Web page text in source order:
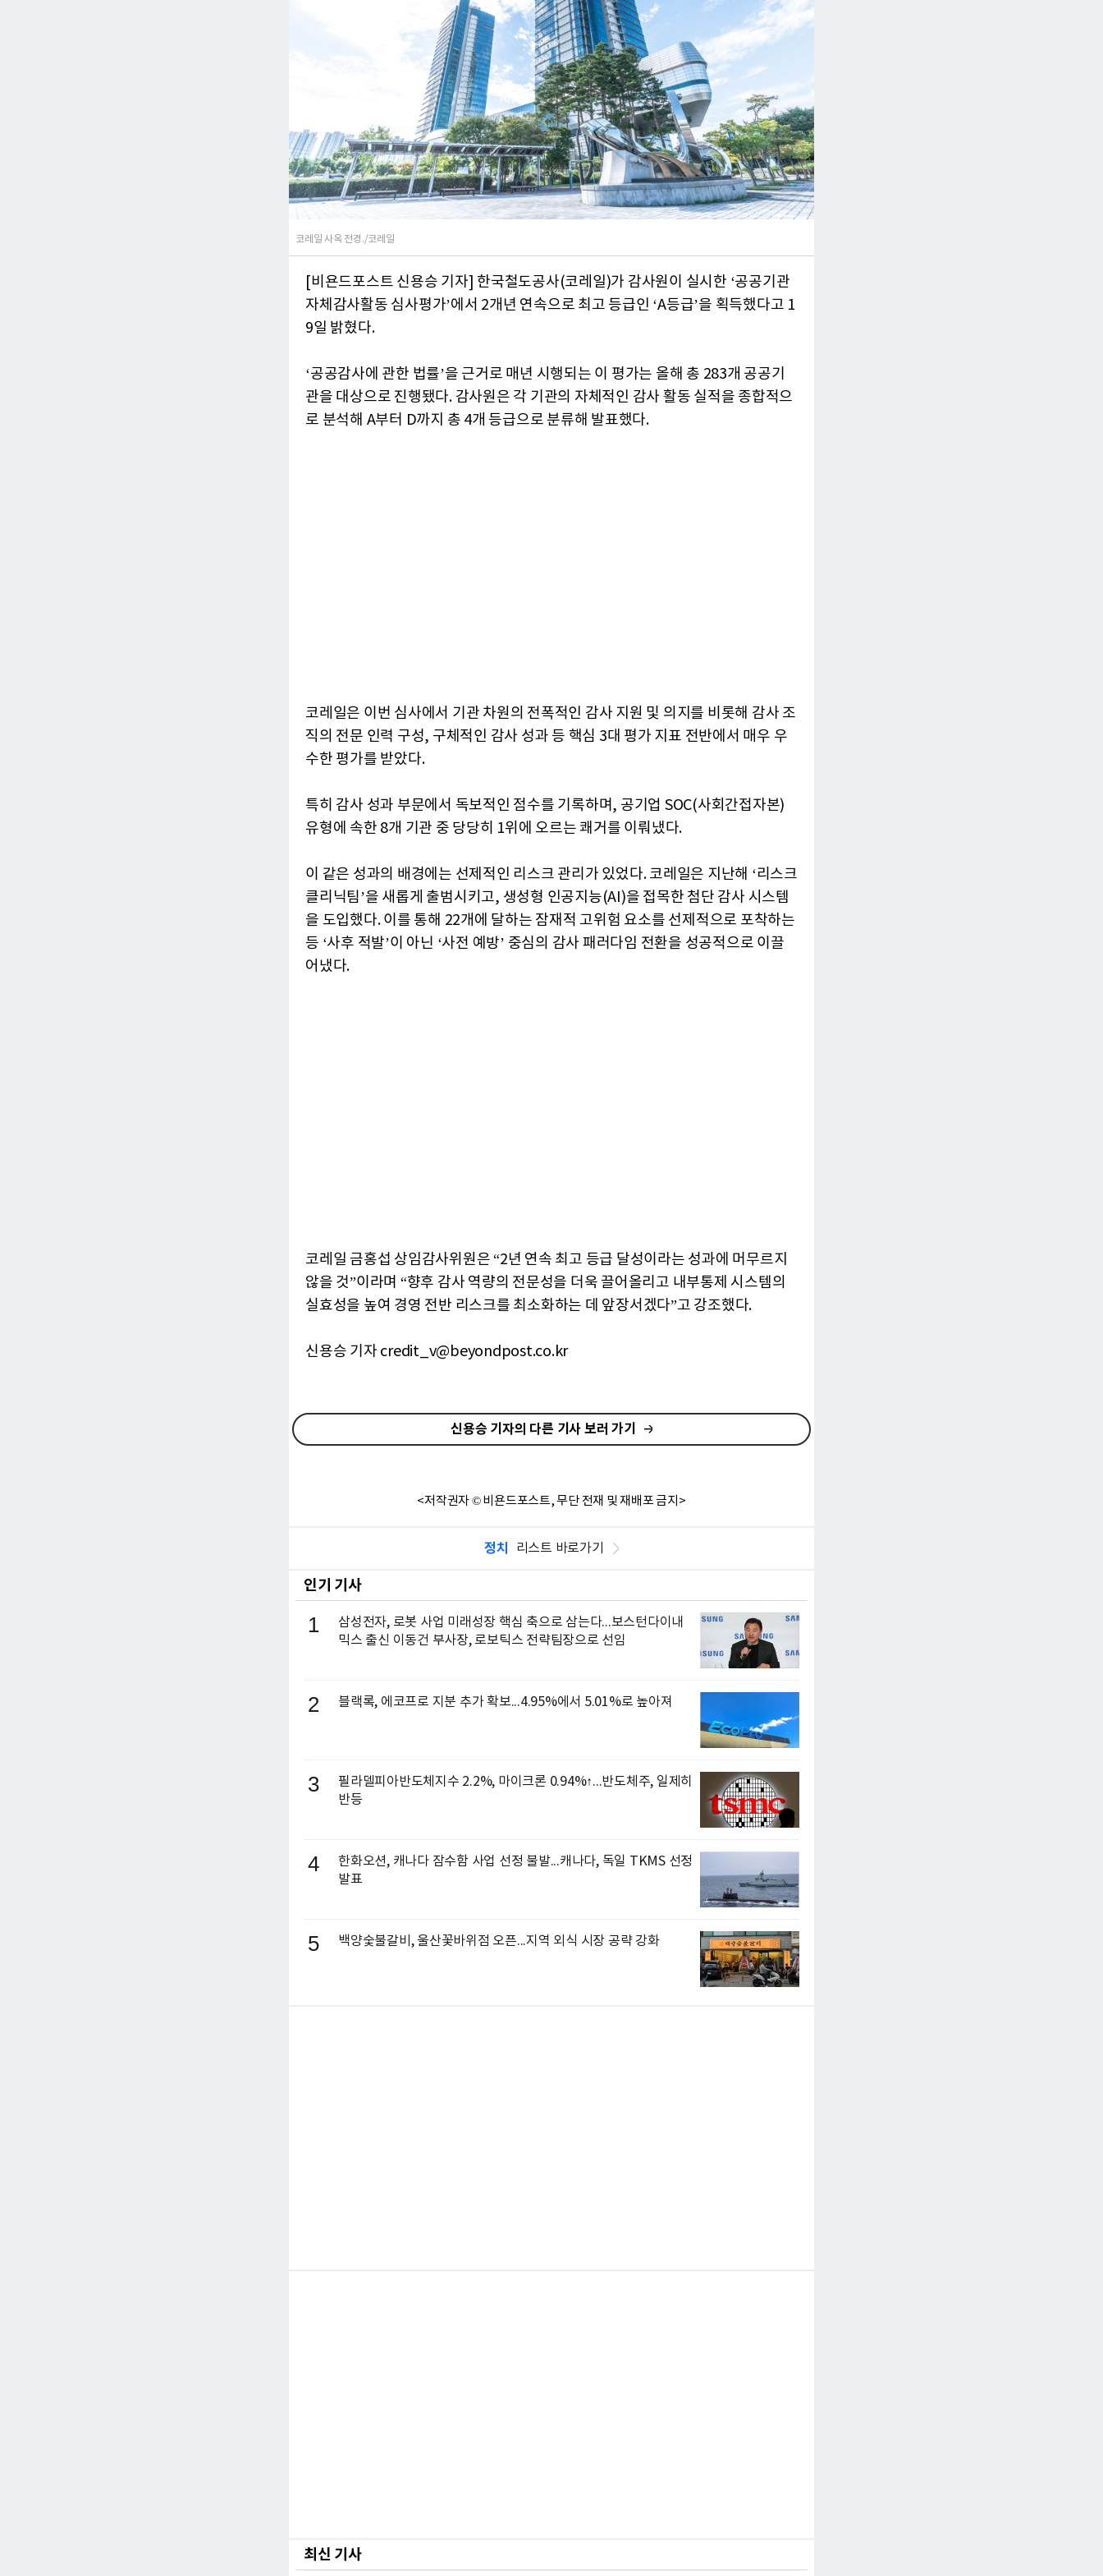
코레일 사옥 전경./코레일
[비욘드포스트 신용승 기자] 한국철도공사(코레일)가 감사원이 실시한 ‘공공기관
자체감사활동 심사평가’에서 2개년 연속으로 최고 등급인 ‘A등급’을 획득했다고 1
9일 밝혔다.
‘공공감사에 관한 법률’을 근거로 매년 시행되는 이 평가는 올해 총 283개 공공기
관을 대상으로 진행됐다. 감사원은 각 기관의 자체적인 감사 활동 실적을 종합적으
로 분석해 A부터 D까지 총 4개 등급으로 분류해 발표했다.
코레일은 이번 심사에서 기관 차원의 전폭적인 감사 지원 및 의지를 비롯해 감사 조
직의 전문 인력 구성, 구체적인 감사 성과 등 핵심 3대 평가 지표 전반에서 매우 우
수한 평가를 받았다.
특히 감사 성과 부문에서 독보적인 점수를 기록하며, 공기업 SOC(사회간접자본)
유형에 속한 8개 기관 중 당당히 1위에 오르는 쾌거를 이뤄냈다.
이 같은 성과의 배경에는 선제적인 리스크 관리가 있었다. 코레일은 지난해 ‘리스크
클리닉팀’을 새롭게 출범시키고, 생성형 인공지능(AI)을 접목한 첨단 감사 시스템
을 도입했다. 이를 통해 22개에 달하는 잠재적 고위험 요소를 선제적으로 포착하는
등 ‘사후 적발’이 아닌 ‘사전 예방’ 중심의 감사 패러다임 전환을 성공적으로 이끌
어냈다.
코레일 금홍섭 상임감사위원은 “2년 연속 최고 등급 달성이라는 성과에 머무르지
않을 것”이라며 “향후 감사 역량의 전문성을 더욱 끌어올리고 내부통제 시스템의
실효성을 높여 경영 전반 리스크를 최소화하는 데 앞장서겠다”고 강조했다.
신용승 기자 credit_v@beyondpost.co.kr
신용승 기자의 다른 기사 보러 가기
<저작권자 © 비욘드포스트, 무단 전재 및 재배포 금지>
정치 리스트 바로가기
인기 기사
1
삼성전자, 로봇 사업 미래성장 핵심 축으로 삼는다...보스턴다이내
믹스 출신 이동건 부사장, 로보틱스 전략팀장으로 선임
2 블랙록, 에코프로 지분 추가 확보...4.95%에서 5.01%로 높아져
3
필라델피아반도체지수 2.2%, 마이크론 0.94%↑...반도체주, 일제히
반등
4
한화오션, 캐나다 잠수함 사업 선정 불발...캐나다, 독일 TKMS 선정
발표
5 백양숯불갈비, 울산꽃바위점 오픈...지역 외식 시장 공략 강화
최신 기사